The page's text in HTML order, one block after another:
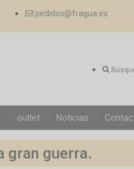
pedidos@fragua.es
outlet Noticias
gran guerra.